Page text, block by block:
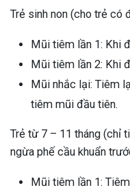
Trẻ sinh non (cho trẻ có
Mũi tiêm lần 1: Khi
Mũi tiêm lần 2: Khi
Mũi nhắc lại: Tiêm
tiêm mũi đầu tiên.
Trẻ từ 7 – 11 tháng (chỉ
ngừa phế cầu khuẩn
Mũi tiêm lần 1: